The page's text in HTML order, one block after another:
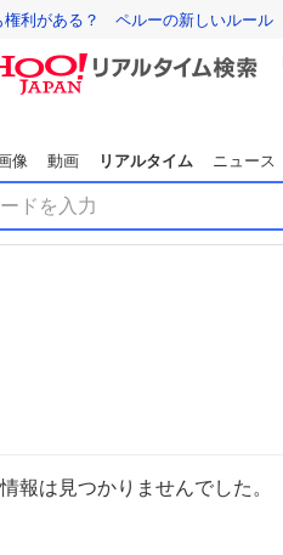
権利がある？ ペルーの新しいルール
像 動画 リアルタイム ニュース
報は見つかりませんでした。